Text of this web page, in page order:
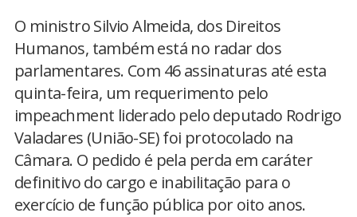
O ministro Silvio Almeida, dos Direitos
Humanos, também está no radar dos
parlamentares. Com 46 assinaturas até esta
quinta-feira, um requerimento pelo
impeachment liderado pelo deputado Rodrigo
Valadares (União-SE) foi protocolado na
Câmara. O pedido é pela perda em caráter
definitivo do cargo e inabilitação para o
exercício de função pública por oito anos.